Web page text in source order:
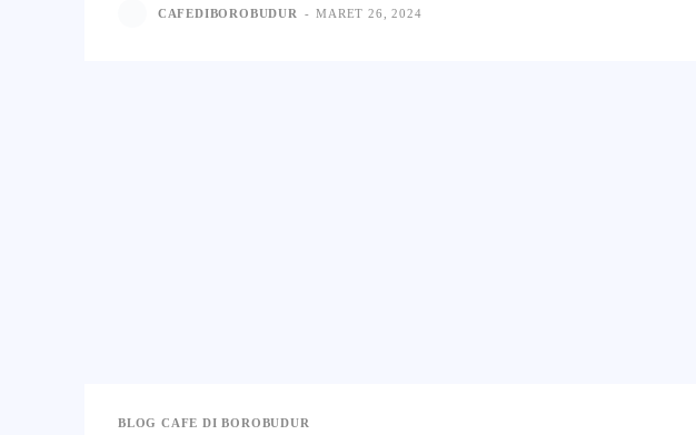
CAFEDIBOROBUDUR - MARET 26, 2024
BLOG CAFE DI BOROBUDUR